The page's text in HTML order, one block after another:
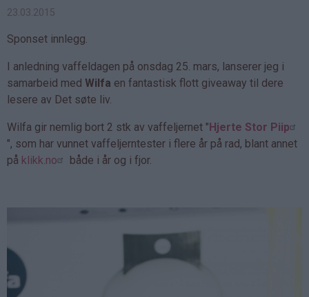
23.03.2015
Sponset innlegg.
I anledning vaffeldagen på onsdag 25. mars, lanserer jeg i
samarbeid med Wilfa en fantastisk flott giveaway til dere
lesere av Det søte liv.
Wilfa gir nemlig bort 2 stk av vaffeljernet "Hjerte Stor Piip
", som har vunnet vaffeljerntester i flere år på rad, blant annet
på klikk.no både i år og i fjor.